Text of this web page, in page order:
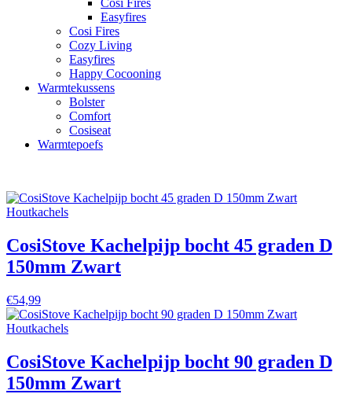
Cosi Fires
Easyfires
Cosi Fires
Cozy Living
Easyfires
Happy Cocooning
Warmtekussens
Bolster
Comfort
Cosiseat
Warmtepoefs
Houtkachels
CosiStove Kachelpijp bocht 45 graden D
150mm Zwart
€54,99
Houtkachels
CosiStove Kachelpijp bocht 90 graden D
150mm Zwart